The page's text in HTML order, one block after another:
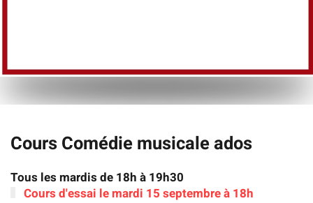
Cours Comédie musicale ados
Tous les mardis de 18h à 19h30
Cours d'essai le mardi 15 septembre à 18h